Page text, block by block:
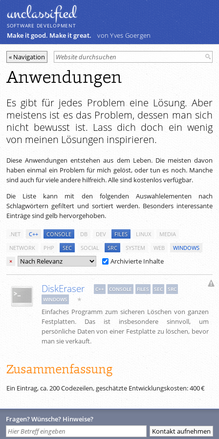
unclassiﬁed
SOFTWARE DEVELOPMENT
Make it good. Make it great. von Yves Goergen
Anwendungen
Es gibt für jedes Problem eine Lösung. Aber
meistens ist es das Problem, dessen man sich
nicht bewusst ist. Lass dich doch ein wenig
von meinen Lösungen inspirieren.
Diese Anwendungen entstehen aus dem Leben. Die meisten davon
haben einmal ein Problem für mich gelöst, oder tun es noch. Manche
sind auch für viele andere hilfreich. Alle sind kostenlos verfügbar.
Die Liste kann mit den folgenden Auswahlelementen nach
Schlagwörtern gefiltert und sortiert werden. Besonders interessante
Einträge sind gelb hervorgehoben.
.NET C++ CONSOLE DB DEV FILES LINUX
MEDIA
NETWORK
PHP SEC SOCIAL SRC SYSTEM WEB
WINDOWS
×
Archivierte Inhalte
DiskEraser C++ CONSOLE FILES SEC
SRC
WINDOWS
★
Einfaches Programm zum sicheren Löschen von ganzen
Festplatten. Das ist insbesondere sinnvoll, um
persönliche Daten von einer Festplatte zu löschen, bevor
man sie verkauft.
Zusammenfassung
Ein Eintrag, ca. 200Codezeilen, geschätzte Entwicklungskosten:400 €
Fragen? Wünsche? Hinweise?